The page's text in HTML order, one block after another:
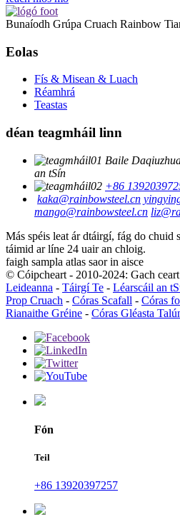
Bunaíodh Grúpa Cruach Rainbow
Eolas
Fís & Misean & Luach
Réamhrá
Teastas
déan teagmháil linn
Baile
an tSín
+86
kaka@rainbowsteel.cn
mango@rainbowsteel.cn
Más spéis leat ár dtáirgí, fág do chuid
táimid ar líne 24 uair an chloig.
faigh sampla atlas saor in aisce
© Cóipcheart - 2010-2024: Gach
Leideanna - Táirgí Te - Léarscáil an
Prop Cruach - Córas Scafall - Córas
Rianaithe Gréine - Córas Gléasta
Fón
Teil
+86 13920397257